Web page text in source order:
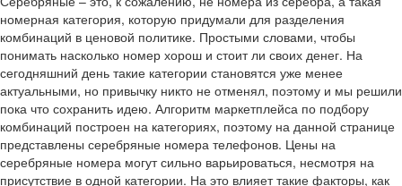
номерная категория, которую придумали для разделения
комбинаций в ценовой политике. Простыми словами, чтобы
понимать насколько номер хорош и стоит ли своих денег. На
сегодняшний день такие категории становятся уже менее
актуальными, но привычку никто не отменял, поэтому и мы решили
пока что сохранить идею. Алгоритм маркетплейса по подбору
комбинаций построен на категориях, поэтому на данной странице
представлены серебряные номера телефонов. Цены на
серебряные номера могут сильно варьироваться, несмотря на
присутствие в одной категории. На это влияет такие факторы, как